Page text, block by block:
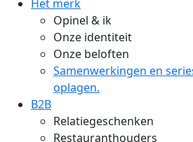
Het merk
Opinel & ik
Onze identiteit
Onze beloften
Samenwerkingen en
oplagen.
B2B
Relatiegeschenken
Restauranthouders